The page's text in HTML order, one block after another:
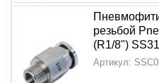
резьбой
(R1/8")
Артикул: